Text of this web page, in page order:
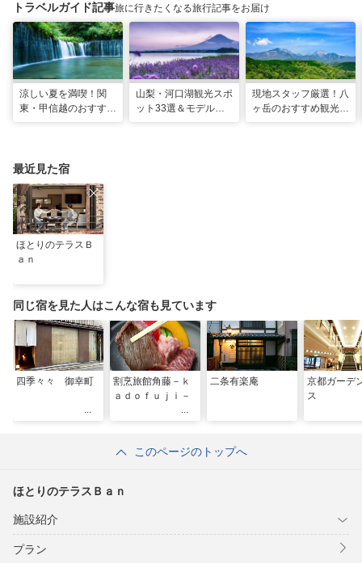
トラベルガイド記事旅に行きたくなる旅行記事をお届け
涼しい夏を満喫！関
東・甲信越のおすすめ
山梨・河口湖観光スポ
ット33選＆モデルコ
現地スタッフ厳選！八
ヶ岳のおすすめ観光ス
最近見た宿
ほとりのテラスＢ
ａｎ
同じ宿を見た人はこんな宿も見ています
四季々々 御幸町
割烹旅館角藤－ｋ
ａｄｏｆｕｊｉ－
二条有楽庵
京都ガーデ
ス
このページのトップへ
ほとりのテラスＢａｎ
施設紹介
プラン